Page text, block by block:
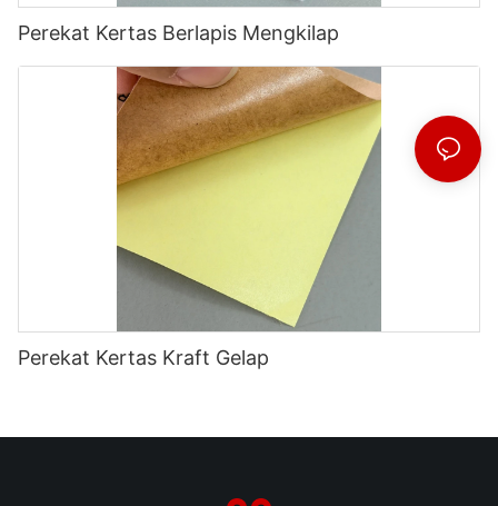
Perekat Kertas Berlapis Mengkilap
Perekat Kertas Kraft Gelap